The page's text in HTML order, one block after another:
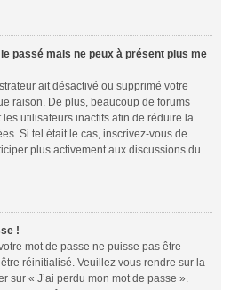
passé mais ne peux à présent plus me
ait désactivé ou supprimé votre
raison. De plus, beaucoup de forums
utilisateurs inactifs afin de réduire la
Si tel était le cas, inscrivez-vous de
plus activement aux discussions du
!
mot de passe ne puisse pas être
réinitialisé. Veuillez vous rendre sur la
sur « J’ai perdu mon mot de passe ».